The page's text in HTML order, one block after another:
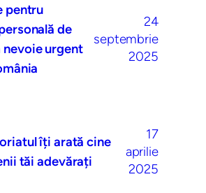
pentru
de
nevoie urgent
24
septembrie
2025
îți arată cine
tăi adevărați
17
aprilie
2025